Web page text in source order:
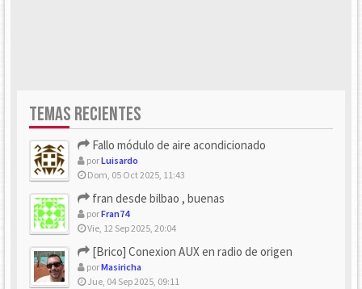
TEMAS RECIENTES
Fallo módulo de aire acondicionado
porLuisardo
Dom, 05 Oct 2025, 11:43
fran desde bilbao , buenas
porFran74
Vie, 12 Sep 2025, 20:04
[Brico] Conexion AUX en radio de origen
porMasiricha
Jue, 04 Sep 2025, 09:11